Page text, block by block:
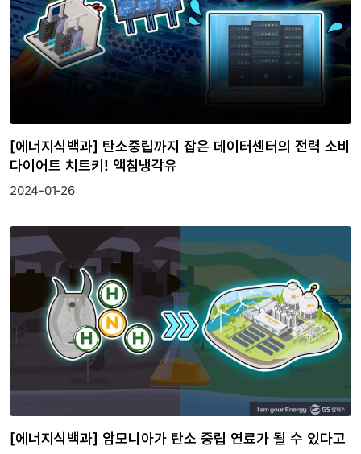
[에너지식백과] 탄소중립까지 잡은 데이터센터의 전력 소비
다이어트 치트키! 액침냉각유
2024-01-26
[에너지식백과] 암모니아가 탄소 중립 연료가 될 수 있다고